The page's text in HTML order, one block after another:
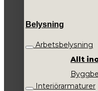
Belysning
Arbetsbelysning
Allt
Interiörarmaturer